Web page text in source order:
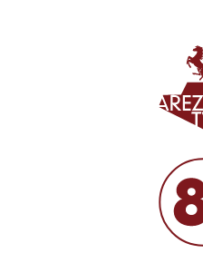
Proseguono le
figlia di 4 anni e ferì
00:01:13 - Martedì,
Nascondeva dosi di
00:01:10 - Martedì,
Fugge da una
stato condannato
00:01:15 - Lunedì,